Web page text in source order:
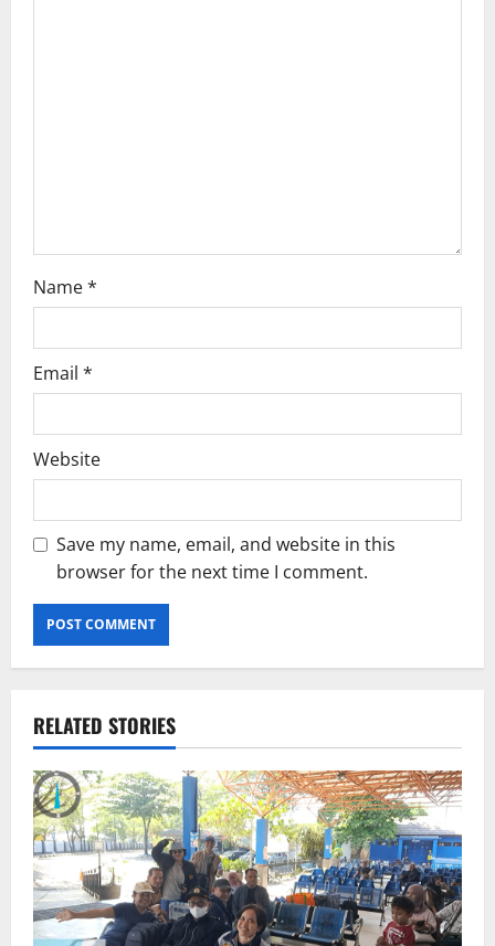
Name*
Email *
Website
Save my name, email, and website in this
browser for the next time I comment.
RELATED STORIES